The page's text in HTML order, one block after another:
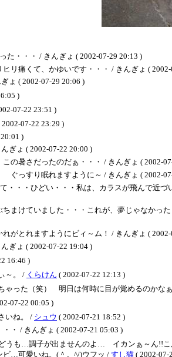
・・・ / きんぎょ ( 2002-07-29 20:13 )
リ痛くて、かゆいです・・・ / きんぎょ ( 2002-
ょ ( 2002-07-29 20:06 )
)
07-22 23:51 )
2002-07-22 23:29 )
)
ぎょ ( 2002-07-22 20:00 )
の暑さだったのだぁ・・・ / きんぎょ ( 2002-
っすり眠れますように～ / きんぎょ ( 2002-
・・ひどい・・・私は、カラスが飛んで近
まけていました・・・これが、夢じゃなかっ
がとれますようにビィ～ム！ / きんぎょ ( 2002-
ぎょ ( 2002-07-22 19:04 )
16:46 )
～。 / くらけん ( 2002-07-22 12:13 )
ゃった（笑） 明日は何時に目が覚めるのかな
07-22 00:05 )
いね。 / シュウ ( 2002-07-21 18:52 )
・ / きんぎょ ( 2002-07-21 05:03 )
うも…調子が出ませんのよ… イカンぁ～ん!!
…可愛いね。(＾。^/)ウフッ / すし猫 ( 2002-07-